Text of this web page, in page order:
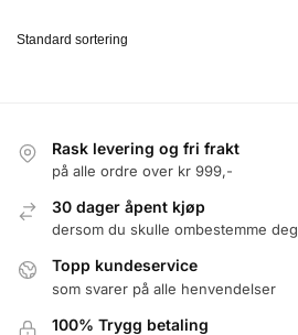
Rask levering og fri frakt
på alle ordre over kr 999,-
30 dager åpent kjøp
dersom du skulle ombestemme deg
Topp kundeservice
som svarer på alle henvendelser
100% Trygg betaling